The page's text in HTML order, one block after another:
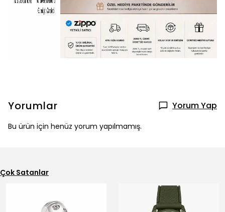
Yorumlar Yorum Yap
Bu ürün için henüz yorum yapılmamış.
Çok Satanlar